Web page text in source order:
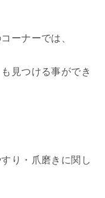
ーナーでは、
見つける事ができ
り・爪磨きに関し